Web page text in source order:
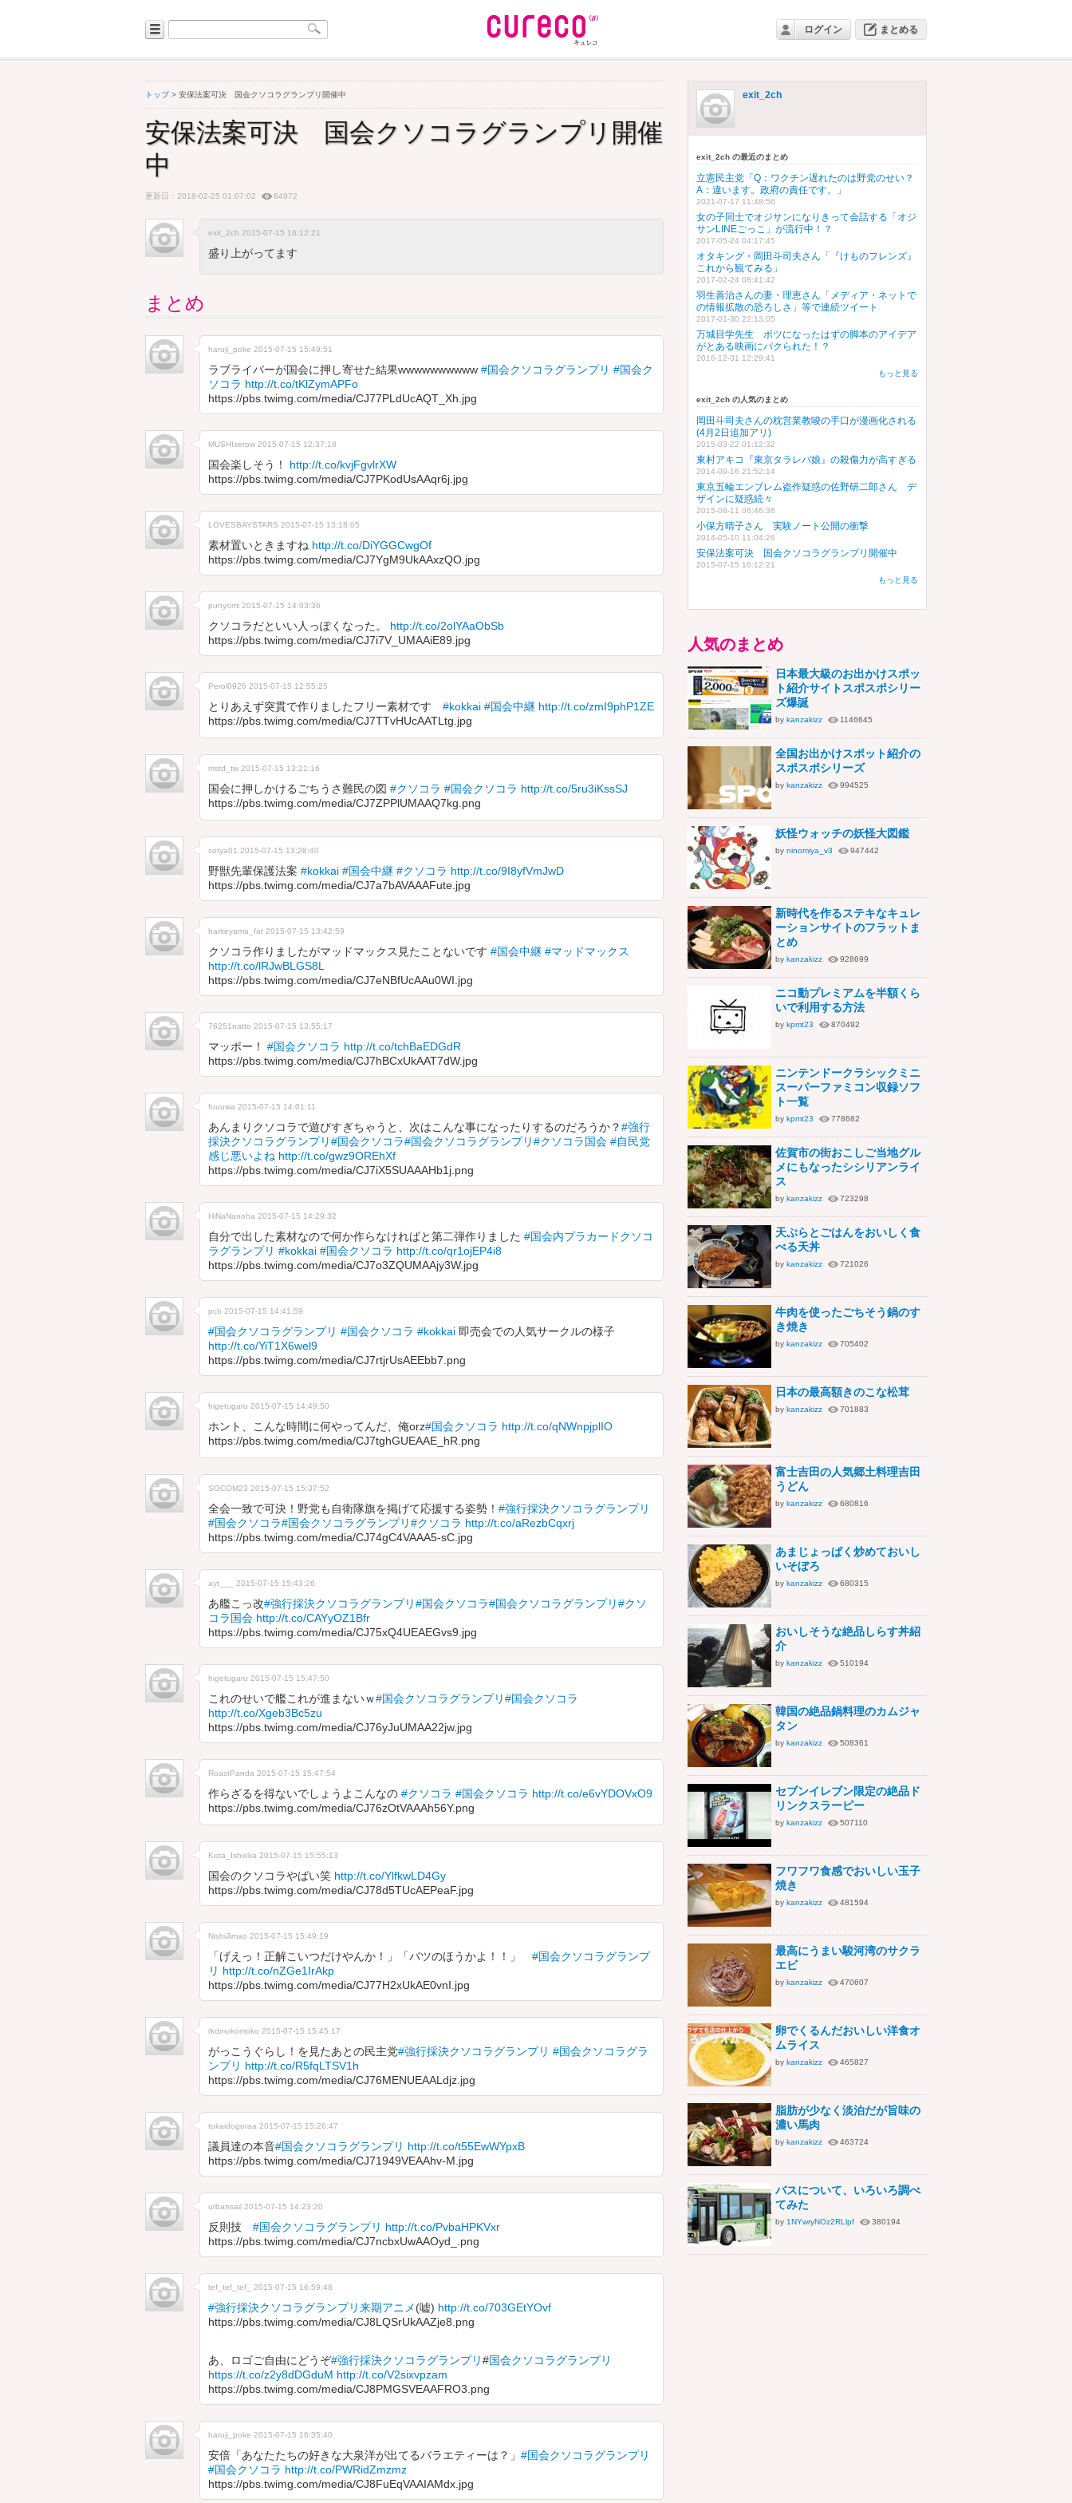
ログイン まとめる
トップ> 安保法案可決 国会クソコラグランプリ開催中
安保法案可決 国会クソコラグランプリ開催
中
更新日：2018-02-25 01:07:02 64972
exit_2ch 2015-07-15 16:12:21
盛り上がってます
まとめ
haruji_poke 2015-07-15 15:49:51
ラブライバーが国会に押し寄せた結果wwwwwwwwww #国会クソコラグランプリ #国会ク
ソコラ http://t.co/tKlZymAPFo
https://pbs.twimg.com/media/CJ77PLdUcAQT_Xh.jpg
MUSHIserow 2015-07-15 12:37:18
国会楽しそう！ http://t.co/kvjFgvlrXW
https://pbs.twimg.com/media/CJ7PKodUsAAqr6j.jpg
LOVESBAYSTARS 2015-07-15 13:18:05
素材置いときますね http://t.co/DiYGGCwgOf
https://pbs.twimg.com/media/CJ7YgM9UkAAxzQO.jpg
punyomi 2015-07-15 14:03:36
クソコラだといい人っぽくなった。 http://t.co/2olYAaObSb
https://pbs.twimg.com/media/CJ7i7V_UMAAiE89.jpg
Perol0926 2015-07-15 12:55:25
とりあえず突貫で作りましたフリー素材です #kokkai #国会中継 http://t.co/zmI9phP1ZE
https://pbs.twimg.com/media/CJ7TTvHUcAATLtg.jpg
mstd_tw 2015-07-15 13:21:16
国会に押しかけるごちうさ難民の図 #クソコラ #国会クソコラ http://t.co/5ru3iKssSJ
https://pbs.twimg.com/media/CJ7ZPPlUMAAQ7kg.png
sotya01 2015-07-15 13:28:40
野獣先輩保護法案 #kokkai #国会中継 #クソコラ http://t.co/9I8yfVmJwD
https://pbs.twimg.com/media/CJ7a7bAVAAAFute.jpg
hariteyama_fat 2015-07-15 13:42:59
クソコラ作りましたがマッドマックス見たことないです #国会中継 #マッドマックス
http://t.co/lRJwBLGS8L
https://pbs.twimg.com/media/CJ7eNBfUcAAu0WI.jpg
76251natto 2015-07-15 13:55:17
マッポー！ #国会クソコラ http://t.co/tchBaEDGdR
https://pbs.twimg.com/media/CJ7hBCxUkAAT7dW.jpg
fuuuwa 2015-07-15 14:01:11
あんまりクソコラで遊びすぎちゃうと、次はこんな事になったりするのだろうか？#強行
採決クソコラグランプリ#国会クソコラ#国会クソコラグランプリ#クソコラ国会 #自民党
感じ悪いよね http://t.co/gwz9OREhXf
https://pbs.twimg.com/media/CJ7iX5SUAAAHb1j.png
HiNaNanoha 2015-07-15 14:29:32
自分で出した素材なので何か作らなければと第二弾作りました #国会内プラカードクソコ
ラグランプリ #kokkai #国会クソコラ http://t.co/qr1ojEP4i8
https://pbs.twimg.com/media/CJ7o3ZQUMAAjy3W.jpg
pcb 2015-07-15 14:41:59
#国会クソコラグランプリ #国会クソコラ #kokkai 即売会での人気サークルの様子
http://t.co/YiT1X6wel9
https://pbs.twimg.com/media/CJ7rtjrUsAEEbb7.png
higetugaru 2015-07-15 14:49:50
ホント、こんな時間に何やってんだ、俺orz#国会クソコラ http://t.co/qNWnpjplIO
https://pbs.twimg.com/media/CJ7tghGUEAAE_hR.png
SOCOM23 2015-07-15 15:37:52
全会一致で可決！野党も自衛隊旗を掲げて応援する姿勢！ #強行採決クソコラグランプリ
#国会クソコラ#国会クソコラグランプリ#クソコラ http://t.co/aRezbCqxrj
https://pbs.twimg.com/media/CJ74gC4VAAA5-sC.jpg
ayt___ 2015-07-15 15:43:26
あ艦こっ改#強行採決クソコラグランプリ#国会クソコラ#国会クソコラグランプリ#クソ
コラ国会 http://t.co/CAYyOZ1Bfr
https://pbs.twimg.com/media/CJ75xQ4UEAEGvs9.jpg
higetugaru 2015-07-15 15:47:50
これのせいで艦これが進まないｗ#国会クソコラグランプリ#国会クソコラ
http://t.co/Xgeb3Bc5zu
https://pbs.twimg.com/media/CJ76yJuUMAA22jw.jpg
RoastPanda 2015-07-15 15:47:54
作らざるを得ないでしょうよこんなの #クソコラ #国会クソコラ http://t.co/e6vYDOVxO9
https://pbs.twimg.com/media/CJ76zOtVAAAh56Y.png
Kota_Ishioka 2015-07-15 15:55:13
国会のクソコラやばい笑 http://t.co/YlfkwLD4Gy
https://pbs.twimg.com/media/CJ78d5TUcAEPeaF.jpg
NishiJimao 2015-07-15 15:49:19
「げえっ！正解こいつだけやんか！」「バツのほうかよ！！」 #国会クソコラグランプ
リ http://t.co/nZGe1IrAkp
https://pbs.twimg.com/media/CJ77H2xUkAE0vnI.jpg
tkdmokomoko 2015-07-15 15:45:17
がっこうぐらし！を見たあとの民主党#強行採決クソコラグランプリ #国会クソコラグラ
ンプリ http://t.co/R5fqLTSV1h
https://pbs.twimg.com/media/CJ76MENUEAALdjz.jpg
tokaidogoraa 2015-07-15 15:26:47
議員達の本音#国会クソコラグランプリ http://t.co/t55EwWYpxB
https://pbs.twimg.com/media/CJ71949VEAAhv-M.jpg
urbansail 2015-07-15 14:23:20
反則技 #国会クソコラグランプリ http://t.co/PvbaHPKVxr
https://pbs.twimg.com/media/CJ7ncbxUwAAOyd_.png
tef_tef_tef_ 2015-07-15 16:59:48
#強行採決クソコラグランプリ来期アニメ(嘘) http://t.co/703GEtYOvf
https://pbs.twimg.com/media/CJ8LQSrUkAAZje8.png
あ、ロゴご自由にどうぞ#強行採決クソコラグランプリ#国会クソコラグランプリ
https://t.co/z2y8dDGduM http://t.co/V2sixvpzam
https://pbs.twimg.com/media/CJ8PMGSVEAAFRO3.png
haruji_poke 2015-07-15 16:35:40
安倍「あなたたちの好きな大泉洋が出てるバラエティーは？」 #国会クソコラグランプリ
#国会クソコラ http://t.co/PWRidZmzmz
https://pbs.twimg.com/media/CJ8FuEqVAAIAMdx.jpg
exit_2ch
exit_2ch の最近のまとめ
立憲民主党「Q：ワクチン遅れたのは野党のせい？
A：違います。政府の責任です。」
2021-07-17 11:48:56
女の子同士でオジサンになりきって会話する「オジ
サンLINEごっこ」が流行中！？
2017-05-24 04:17:45
オタキング・岡田斗司夫さん「『けものフレンズ』
これから観てみる」
2017-02-24 08:41:42
羽生善治さんの妻・理恵さん「メディア・ネットで
の情報拡散の恐ろしさ」等で連続ツイート
2017-01-30 22:13:05
万城目学先生 ボツになったはずの脚本のアイデア
がとある映画にパクられた！？
2016-12-31 12:29:41
もっと見る
exit_2ch の人気のまとめ
岡田斗司夫さんの枕営業教唆の手口が漫画化される
(4月2日追加アリ)
2015-03-22 01:12:32
東村アキコ『東京タラレバ娘』の殺傷力が高すぎる
2014-09-16 21:52:14
東京五輪エンブレム盗作疑惑の佐野研二郎さん デ
ザインに疑惑続々
2015-08-11 06:46:36
小保方晴子さん 実験ノート公開の衝撃
2014-05-10 11:04:26
安保法案可決 国会クソコラグランプリ開催中
2015-07-15 16:12:21
もっと見る
人気のまとめ
日本最大級のお出かけスポッ
ト紹介サイトスポスポシリー
ズ爆誕
by kanzakizz 1146645
全国お出かけスポット紹介の
スポスポシリーズ
by kanzakizz 994525
妖怪ウォッチの妖怪大図鑑
by ninomiya_v3 947442
新時代を作るステキなキュレ
ーションサイトのフラットま
とめ
by kanzakizz 928699
ニコ動プレミアムを半額くら
いで利用する方法
by kpmt23 870492
ニンテンドークラシックミニ
スーパーファミコン収録ソフ
ト一覧
by kpmt23 778682
佐賀市の街おこしご当地グル
メにもなったシシリアンライ
ス
by kanzakizz 723298
天ぷらとごはんをおいしく食
べる天丼
by kanzakizz 721026
牛肉を使ったごちそう鍋のす
き焼き
by kanzakizz 705402
日本の最高額きのこな松茸
by kanzakizz 701883
富士吉田の人気郷土料理吉田
うどん
by kanzakizz 680816
あまじょっぱく炒めておいし
いそぼろ
by kanzakizz 680315
おいしそうな絶品しらす丼紹
介
by kanzakizz 510194
韓国の絶品鍋料理のカムジャ
タン
by kanzakizz 508361
セブンイレブン限定の絶品ド
リンクスラーピー
by kanzakizz 507110
フワフワ食感でおいしい玉子
焼き
by kanzakizz 481594
最高にうまい駿河湾のサクラ
エビ
by kanzakizz 470607
卵でくるんだおいしい洋食オ
ムライス
by kanzakizz 465827
脂肪が少なく淡泊だが旨味の
濃い馬肉
by kanzakizz 463724
バスについて、いろいろ調べ
てみた
by 1NYwryNOz2RLlpf 380194